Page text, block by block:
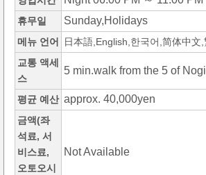
휴무일 Sunday,Holidays
메뉴 언어
日本語,English,한국어,简体中文
교통 액세
스
5 min.walk from the 5 of
평균 예산 approx. 40,000yen
금액(좌
석료, 서
비스료,
오토오시
Not Available